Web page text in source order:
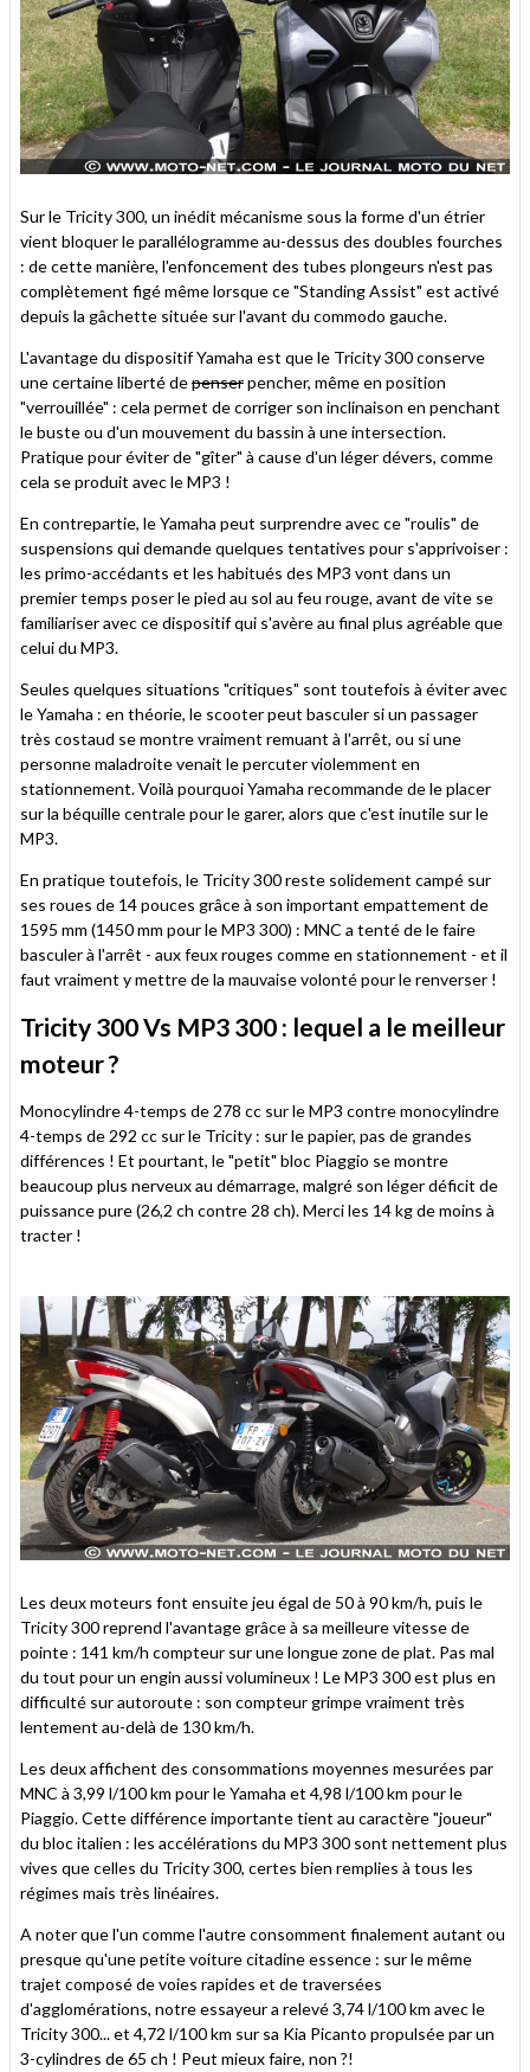
Sur le Tricity 300, un inédit mécanisme sous la forme d'un étrier
vient bloquer le parallélogramme au-dessus des doubles fourches
: de cette manière, l'enfoncement des tubes plongeurs n'est pas
complètement figé même lorsque ce "Standing Assist" est activé
depuis la gâchette située sur l'avant du commodo gauche.
L'avantage du dispositif Yamaha est que le Tricity 300 conserve
une certaine liberté depenserpencher, même en position
"verrouillée" : cela permet de corriger son inclinaison en penchant
le buste ou d'un mouvement du bassin à une intersection.
Pratique pour éviter de "gîter" à cause d'un léger dévers, comme
cela se produit avec le MP3 !
En contrepartie, le Yamaha peut surprendre avec ce "roulis" de
suspensions qui demande quelques tentatives pour s'apprivoiser :
les primo-accédants et les habitués des MP3 vont dans un
premier temps poser le pied au sol au feu rouge, avant de vite se
familiariser avec ce dispositif qui s'avère au final plus agréable que
celui du MP3.
Seules quelques situations "critiques" sont toutefois à éviter avec
le Yamaha : en théorie, le scooter peut basculer si un passager
très costaud se montre vraiment remuant à l'arrêt, ou si une
personne maladroite venait le percuter violemment en
stationnement. Voilà pourquoi Yamaha recommande de le placer
sur la béquille centrale pour le garer, alors que c'est inutile sur le
MP3.
En pratique toutefois, le Tricity 300 reste solidement campé sur
ses roues de 14 pouces grâce à son important empattement de
1595 mm (1450 mm pour le MP3 300) : MNC a tenté de le faire
basculer à l'arrêt - aux feux rouges comme en stationnement - et il
faut vraiment y mettre de la mauvaise volonté pour le renverser !
Tricity 300 Vs MP3 300 : lequel a le meilleur
moteur ?
Monocylindre 4-temps de 278 cc sur le MP3 contre monocylindre
4-temps de 292 cc sur le Tricity : sur le papier, pas de grandes
différences ! Et pourtant, le "petit" bloc Piaggio se montre
beaucoup plus nerveux au démarrage, malgré son léger déficit de
puissance pure (26,2 ch contre 28 ch). Merci les 14 kg de moins à
tracter !
Les deux moteurs font ensuite jeu égal de 50 à 90 km/h, puis le
Tricity 300 reprend l'avantage grâce à sa meilleure vitesse de
pointe : 141 km/h compteur sur une longue zone de plat. Pas mal
du tout pour un engin aussi volumineux ! Le MP3 300 est plus en
difficulté sur autoroute : son compteur grimpe vraiment très
lentement au-delà de 130 km/h.
Les deux affichent des consommations moyennes mesurées par
MNC à 3,99 l/100 km pour le Yamaha et 4,98 l/100 km pour le
Piaggio. Cette différence importante tient au caractère "joueur"
du bloc italien : les accélérations du MP3 300 sont nettement plus
vives que celles du Tricity 300, certes bien remplies à tous les
régimes mais très linéaires.
A noter que l'un comme l'autre consomment finalement autant ou
presque qu'une petite voiture citadine essence : sur le même
trajet composé de voies rapides et de traversées
d'agglomérations, notre essayeur a relevé 3,74 l/100 km avec le
Tricity 300... et 4,72 l/100 km sur sa Kia Picanto propulsée par un
3-cylindres de 65 ch ! Peut mieux faire, non ?!